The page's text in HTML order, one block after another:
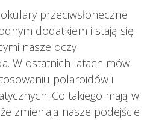
przeciwsłoneczne
dodatkiem i stają się
nasze oczy
W ostatnich latach mówi
polaroidów i
Co takiego mają w
zmieniają nasze podejście